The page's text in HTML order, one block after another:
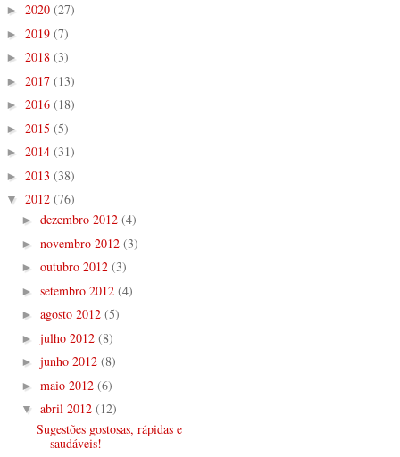
► 2020 (27)
► 2019 (7)
► 2018 (3)
► 2017 (13)
► 2016 (18)
► 2015 (5)
► 2014 (31)
► 2013 (38)
▼ 2012 (76)
► dezembro 2012 (4)
► novembro 2012 (3)
► outubro 2012 (3)
► setembro 2012 (4)
► agosto 2012 (5)
► julho 2012 (8)
► junho 2012 (8)
► maio 2012 (6)
▼ abril 2012 (12)
Sugestões gostosas, rápidas e
saudáveis!